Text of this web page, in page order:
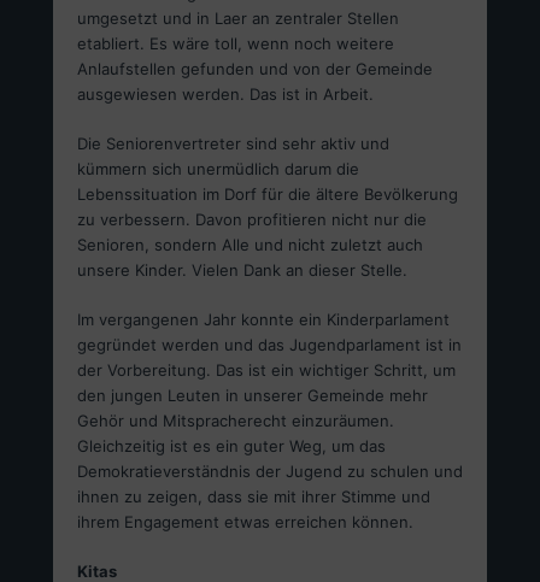
umgesetzt und in Laer an zentraler Stellen
etabliert. Es wäre toll, wenn noch weitere
Anlaufstellen gefunden und von der Gemeinde
ausgewiesen werden. Das ist in Arbeit.
Die Seniorenvertreter sind sehr aktiv und
kümmern sich unermüdlich darum die
Lebenssituation im Dorf für die ältere Bevölkerung
zu verbessern. Davon profitieren nicht nur die
Senioren, sondern Alle und nicht zuletzt auch
unsere Kinder. Vielen Dank an dieser Stelle.
Im vergangenen Jahr konnte ein Kinderparlament
gegründet werden und das Jugendparlament ist in
der Vorbereitung. Das ist ein wichtiger Schritt, um
den jungen Leuten in unserer Gemeinde mehr
Gehör und Mitspracherecht einzuräumen.
Gleichzeitig ist es ein guter Weg, um das
Demokratieverständnis der Jugend zu schulen und
ihnen zu zeigen, dass sie mit ihrer Stimme und
ihrem Engagement etwas erreichen können.
Kitas